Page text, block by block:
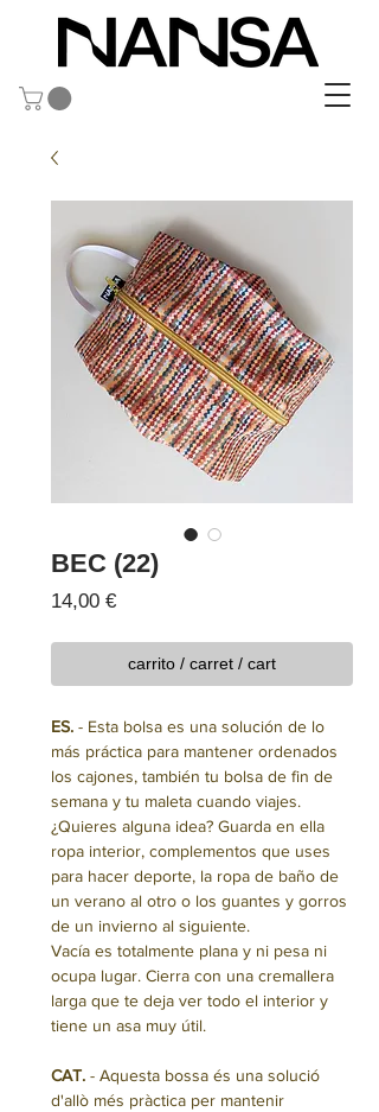
BEC (22)
14,00 €Precio
carrito / carret / cart
ES. - Esta bolsa es una solución de lo
más práctica para mantener ordenados
los cajones, también tu bolsa de fin de
semana y tu maleta cuando viajes.
¿Quieres alguna idea? Guarda en ella
ropa interior, complementos que uses
para hacer deporte, la ropa de baño de
un verano al otro o los guantes y gorros
de un invierno al siguiente.
Vacía es totalmente plana y ni pesa ni
ocupa lugar. Cierra con una cremallera
larga que te deja ver todo el interior y
tiene un asa muy útil.
CAT. - Aquesta bossa és una solució
d'allò més pràctica per mantenir